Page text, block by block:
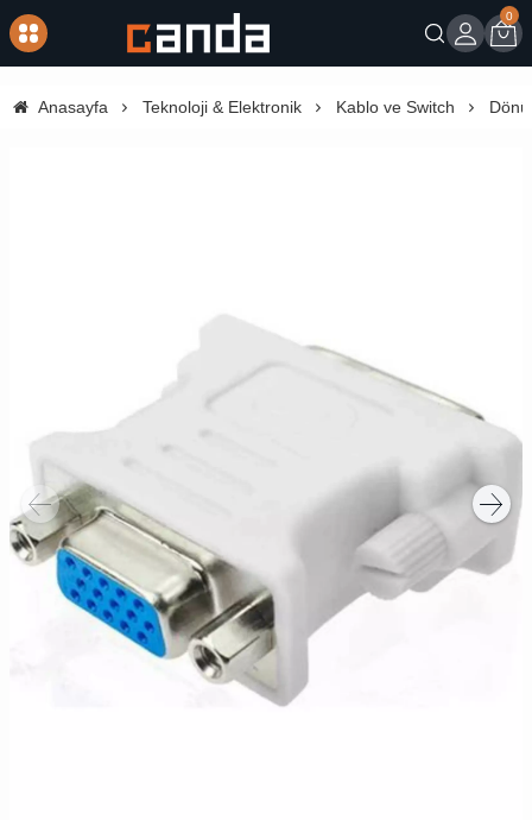
Giriş
0
Anasayfa Teknoloji & Elektronik Kablo ve Switch